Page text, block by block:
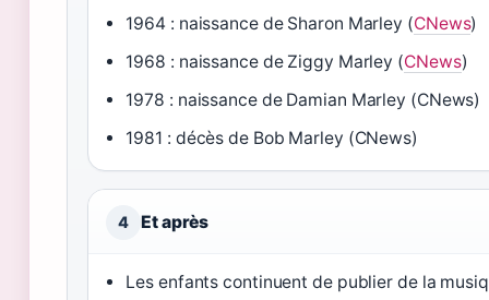
1964 : naissance de Sharon Marley (CNews)
1968 : naissance de Ziggy Marley (CNews)
1978 : naissance de Damian Marley (CNews)
1981 : décès de Bob Marley (CNews)
4 Et après
Les enfants continuent de publier de la